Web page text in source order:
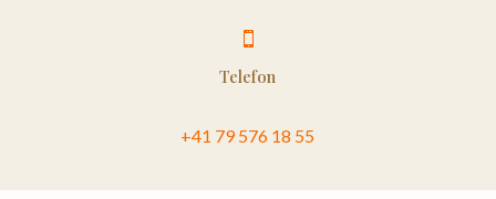

Telefon
+41 79 576 18 55